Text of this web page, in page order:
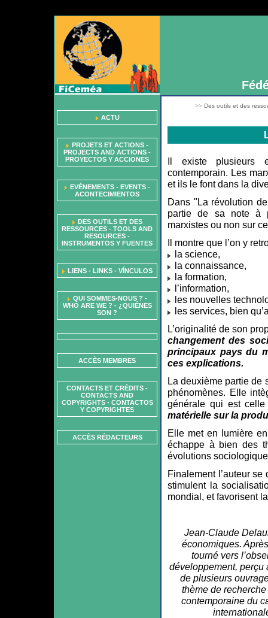
ACTU
PROJETS ET ACTIONS -
PROJECTS AND ACTIONS -
PROYECTOS Y ACCIONES
EVÉNEMENTS - EVENTS -
ACONTECIMIENTOS
DES OUTILS ET DES
RESSOURCES - TOOLS AND
RESOURCES -
INSTRUMENTOS Y FUENTES
LIENS - LINKS - VÍNCULOS
QUI SOMMES-NOUS ? -
WHO ARE WE ? - ¿QUIÉNES
SON ?
ACCÈS MEMBRES
CONTACTS ET CRÉDITS -
CONTACTS AND
COPYRIGHTS - CONTACTOS
Y COPYRIGHTES
ACCÈS RÉDACTEURS
>> Des outils et des
Il existe plusieurs
contemporain. Les
et ils le font dans la
Dans "La révolution
partie de sa note à
marxistes ou non sur
Il montre que l’on y
la science,
la connaissance,
la formation,
l’information,
les nouvelles
les services, bien
L’originalité de son
changement des
principaux pays du
ces explications.
La deuxième partie de
phénomènes. Elle
générale qui est
matérielle sur la
Elle met en lumière
échappe à bien des
évolutions
Finalement l’auteur
stimulent la
mondial, et favorisent
Jean-Claude
économiques.
tourné vers
développement, perçu
de plusieurs
thème de
contemporaine du